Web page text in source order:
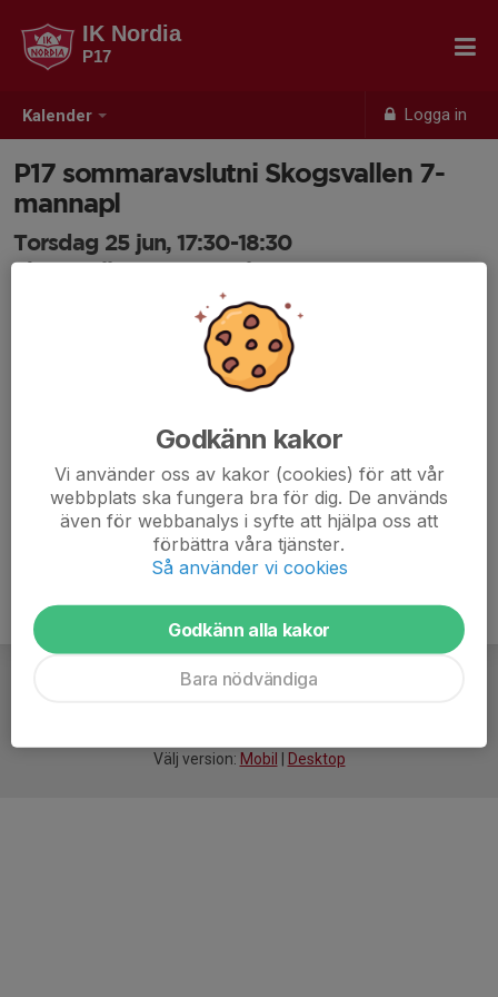
Kalender Logga in
IK Nordia
P17
P17 sommaravslutni Skogsvallen 7-
mannapl
Torsdag 25 jun, 17:30-18:30
Samling: 17:20, 7-mannaplan
Välj version: Mobil Desktop
Godkänn kakor
Vi använder oss av kakor (cookies) för att vår
webbplats ska fungera bra för dig. De används
även för webbanalys i syfte att hjälpa oss att
förbättra våra tjänster.
Så använder vi cookies
Godkänn alla kakor
Bara nödvändiga